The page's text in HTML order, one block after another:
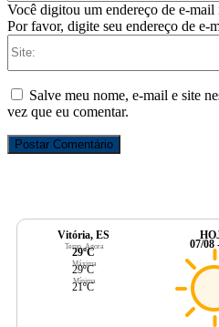
Você digitou um endereço de e-mail
Por favor, digite seu endereço de e-
Salve meu nome, e-mail e site
vez que eu comentar.
Vitória, ES
Temp. Agora
29ºC
Máxima
29ºC
Mínima
21ºC
07/08